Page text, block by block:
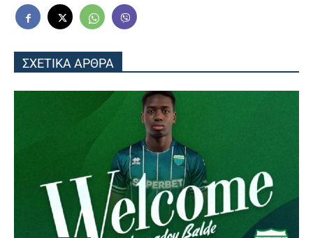
ΣΧΕΤΙΚΑ ΑΡΘΡΑ